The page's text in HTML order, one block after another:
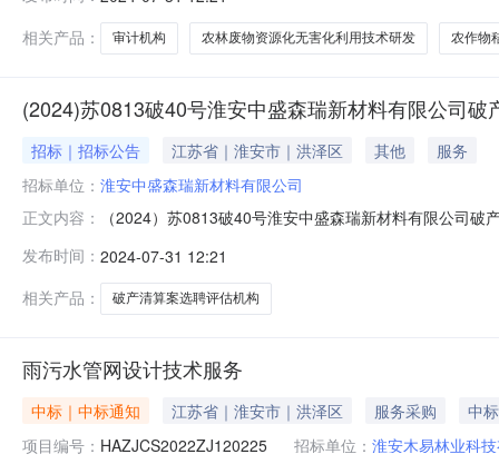
相关产品：
审计机构 农林废物资源化无害化利用技术研发 农作物
(2024)苏0813破40号淮安中盛森瑞新材料有限公司破
招标｜招标公告 江苏省｜淮安市｜洪泽区 其他
服务
招标单位： 淮安中盛森瑞新材料有限公司
正文内容：
（2024）苏0813破40号淮安中盛森瑞新材料有限公司
公司担任中盛森瑞公司管理人。为推进破产清算程序，
发布时间： 2024-07-31 12:21
相关产品：
破产清算案选聘评估机构
雨污水管网设计技术服务
中标｜中标通知 江苏省｜淮安市｜洪泽区 服务采购
中
项目编号： HAZJCS2022ZJ120225 招标单位： 淮安木易林业科